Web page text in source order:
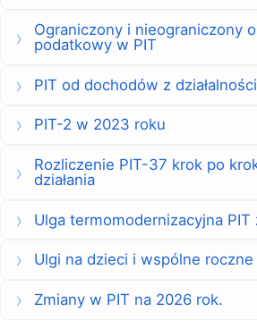
Ograniczony i nieograniczony
podatkowy w PIT
PIT od dochodów z
PIT-2 w 2023 roku
Rozliczenie PIT-37 krok po
działania
Ulga termomodernizacyjna PIT
Ulgi na dzieci i wspólne
Zmiany w PIT na 2026 rok.